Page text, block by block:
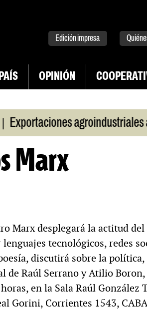
Edición impresa
PAÍS OPINIÓN
agroindustriales a la
Marx
Marx desplegará la actitud del
tecnológicos, redes
discutirá sobre la política,
de Raúl Serrano y Atilio Boron,
en la Sala Raúl González
Gorini, Corrientes 1543,